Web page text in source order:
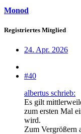
Monod
Registriertes Mitglied
24. Apr. 2026
#40
albertus schrieb:
Es gilt
zum ersten Mal
wird.
Zum Vergrößern